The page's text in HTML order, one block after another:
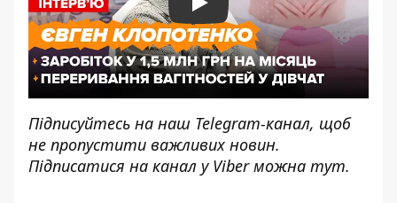
Play
Підписуйтесь на наш Telegram-канал, щоб
не пропустити важливих новин.
Підписатися на канал у Viber можна тут.